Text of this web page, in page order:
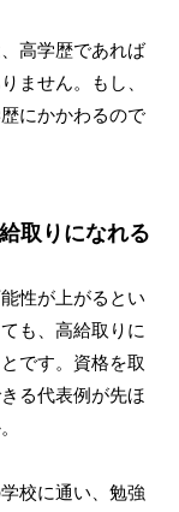
高学歴であれば
ません。もし、
にかかわるので
取りになれる
性が上がるとい
も、高給取りに
です。資格を取
る代表例が先ほ
校に通い、勉強